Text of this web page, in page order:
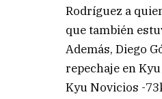
Rodríguez a
que también
Además, Diego
repechaje en
Kyu Novicios -